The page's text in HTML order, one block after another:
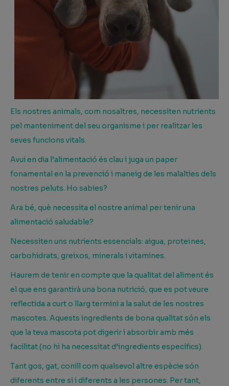
Els nostres animals, com nosaltres, necessiten nutrients
pel manteniment del seu organisme i per realitzar les
seves funcions vitals.
Avui en dia l’alimentació és clau i juga un paper
fonamental en la prevenció i maneig de les malalties dels
nostres peluts. Ho sabies?
Ara bé, què necessita el nostre animal per tenir una
alimentació saludable?
Necessiten uns nutrients essencials: aigua, proteïnes,
carbohidrats, greixos, minerals i vitamines.
Haurem de tenir en compte que la qualitat del aliment és
el que ens garantirà una bona nutrició, que es pot veure
reflectida a curt o llarg termini a la salut de les nostres
mascotes. Aquests ingredients de bona qualitat són els
que la teva mascota pot digerir i absorbir amb més
facilitat (no hi ha necessitat d’ingredients específics).
Tant gos, gat, conill com qualsevol altre espècie són
diferents entre si i diferents a les persones. Per tant,